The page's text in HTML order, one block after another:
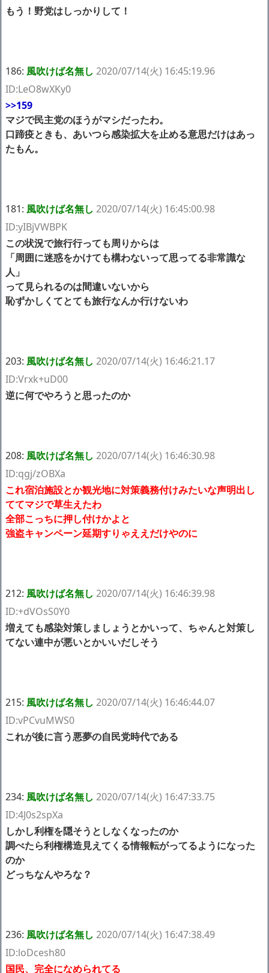
もう！野党はしっかりして！
186: 風吹けば名無し 2020/07/14(火) 16:45:19.96
ID:LeO8wXKy0
>>159
マジで民主党のほうがマシだったわ。
口蹄疫ときも、あいつら感染拡大を止める意思だけはあっ
たもん。
181: 風吹けば名無し 2020/07/14(火) 16:45:00.98
ID:yIBjVWBPK
この状況で旅行行っても周りからは
「周囲に迷惑をかけても構わないって思ってる非常識な
人」
って見られるのは間違いないから
恥ずかしくてとても旅行なんか行けないわ
203: 風吹けば名無し 2020/07/14(火) 16:46:21.17
ID:Vrxk+uD00
逆に何でやろうと思ったのか
208: 風吹けば名無し 2020/07/14(火) 16:46:30.98
ID:qgj/zOBXa
これ宿泊施設とか観光地に対策義務付けみたいな声明出し
ててマジで草生えたわ
全部こっちに押し付けかよと
強盗キャンペーン延期すりゃええだけやのに
212: 風吹けば名無し 2020/07/14(火) 16:46:39.98
ID:+dVOsS0Y0
増えても感染対策しましょうとかいって、ちゃんと対策し
てない連中が悪いとかいいだしそう
215: 風吹けば名無し 2020/07/14(火) 16:46:44.07
ID:vPCvuMWS0
これが後に言う悪夢の自民党時代である
234: 風吹けば名無し 2020/07/14(火) 16:47:33.75
ID:4J0s2spXa
しかし利権を隠そうとしなくなったのか
調べたら利権構造見えてくる情報転がってるようになった
のか
どっちなんやろな？
236: 風吹けば名無し 2020/07/14(火) 16:47:38.49
ID:loDcesh80
国民、完全になめられてる